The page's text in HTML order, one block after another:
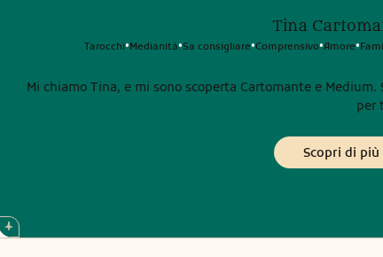
Tina
Tarocchi•Medianità•Sa consigliare•Comprensivo•Amore•
Mi chiamo Tina, e mi sono scoperta Cartomante e
per
Scopri di